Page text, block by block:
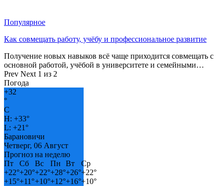
Популярное
Как совмещать работу, учёбу и профессиональное развитие
Получение новых навыков всё чаще приходится совмещать с
основной работой, учёбой в университете и семейными…
Prev Next 1 из 2
Погода
+32
°
C
H: +33°
L: +21°
Барановичи
Четверг, 06 Август
Прогноз на неделю
Пт
Сб Вс Пн Вт
Ср
+22°+20°+22°+28°+26°+22°
+15°+11°+10°+12°+16°+10°